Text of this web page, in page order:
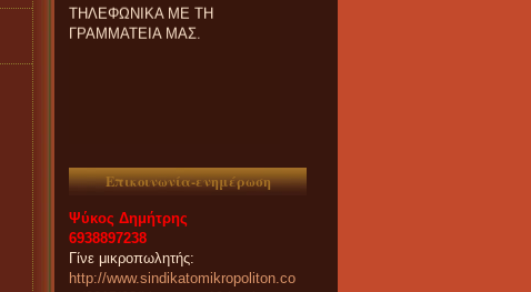
ΓΡΑΜΜΑΤΕΙΑ ΜΑΣ.
Επικοινωνία-ενημέρωση
Ψύκος Δημήτρης
6938897238
Γίνε μικροπωλητής:
http://www.sindikatomikropoliton.co